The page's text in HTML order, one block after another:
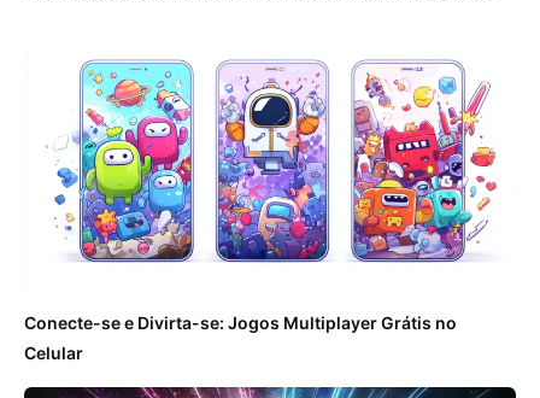
Conecte-se e Divirta-se: Jogos Multiplayer Grátis no
Celular